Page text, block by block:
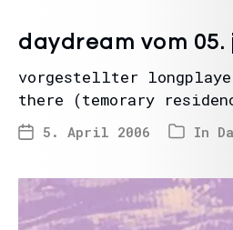
daydream vom 05.
vorgestellter
there (temorary
5. April 2006 In